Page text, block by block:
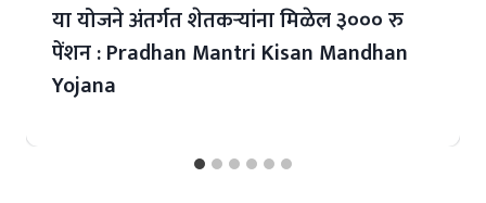
या योजने अंतर्गत शेतकऱ्यांना मिळेल ३००० रु
पेंशन : Pradhan Mantri Kisan Mandhan
Yojana